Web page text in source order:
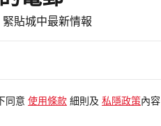
貼城中最新情報
同意 使用條款 細則及 私隱政策內容